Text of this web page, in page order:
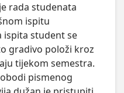
rada studenata
ispitu
ispita student se
gradivo položi kroz
tijekom semestra.
pismenog